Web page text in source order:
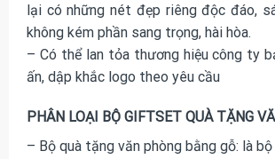
lại có những nét đẹp riêng độc đáo,
không kém phần sang trọng, hài hòa.
– Có thể lan tỏa thương hiệu công ty
ấn, dập khắc logo theo yêu cầu
PHÂN LOẠI BỘ GIFTSET QUÀ TẶNG
– Bộ quà tặng văn phòng bằng gỗ: là